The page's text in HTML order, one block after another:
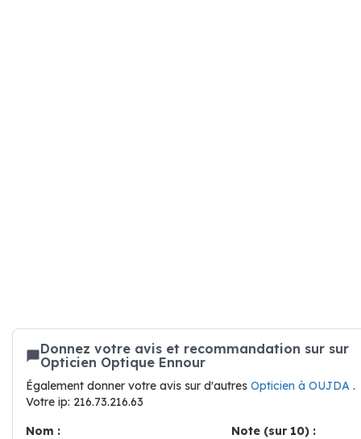
Donnez votre avis et recommandation sur sur
Opticien Optique Ennour
Également donner votre avis sur d'autres Opticien à OUJDA .
Votre ip: 216.73.216.63
Nom :
Note (sur 10) :